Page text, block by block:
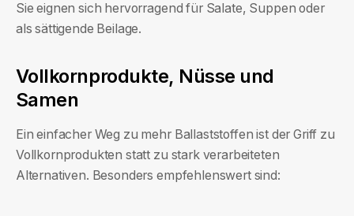
Sie eignen sich hervorragend für Salate, Suppen oder
als sättigende Beilage.
Vollkornprodukte, Nüsse und
Samen
Ein einfacher Weg zu mehr Ballaststoffen ist der Griff zu
Vollkornprodukten statt zu stark verarbeiteten
Alternativen. Besonders empfehlenswert sind: